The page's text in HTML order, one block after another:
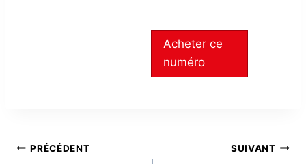
Acheter ce
numéro
NAVIGATION
PRÉCÉDENT SUIVANT